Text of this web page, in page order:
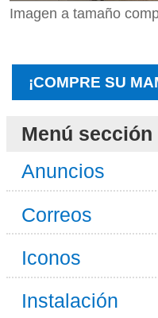
Imagen a tamaño
¡COMPRE SU
Menú sección
Anuncios
Correos
Iconos
Instalación